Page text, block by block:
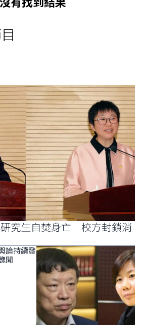
究生自焚身亡 校方封鎖消
論持續發
聞